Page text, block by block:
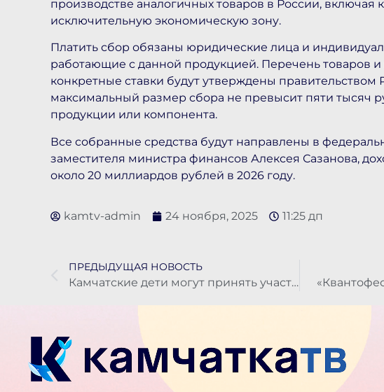
производстве аналогичных товаров в России,
исключительную экономическую зону.
Платить сбор обязаны юридические лица и
работающие с данной продукцией. Перечень товаров и
конкретные ставки будут утверждены правительством
максимальный размер сбора не превысит пяти тысяч
продукции или компонента.
Все собранные средства будут направлены в
заместителя министра финансов Алексея Сазанова,
около 20 миллиардов рублей в 2026 году.
kamtv-admin 24 ноября, 2025 11:25 дп
ПРЕДЫДУЩАЯ НОВОСТЬ
Камчатские дети могут принять участие в «Ёлке желаний»